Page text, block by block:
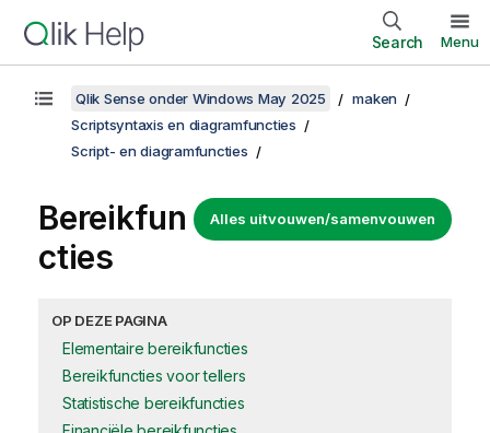
Search Menu
Qlik Sense onder Windows May 2025
maken
Scriptsyntaxis en diagramfuncties
Script- en diagramfuncties
Alles uitvouwen/samenvouwen
Bereikfun
cties
OP DEZE PAGINA
Elementaire bereikfuncties
Bereikfuncties voor tellers
Statistische bereikfuncties